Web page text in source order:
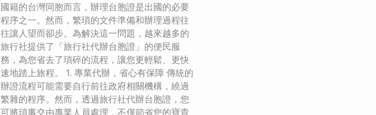
國籍的台灣同胞而言，辦理台胞證是出國的必要
程序之一。然而，繁瑣的文件準備和辦理過程往
往讓人望而卻步。為解決這一問題，越來越多的
旅行社提供了「旅行社代辦台胞證」的便民服
務，為您省去了瑣碎的流程，讓您更輕鬆、更快
速地踏上旅程。 1. 專業代辦，省心有保障 傳統的
辦證流程可能需要自行前往政府相關機構，繞過
繁雜的程序。然而，透過旅行社代辦台胞證，您
可將瑣事交由專業人員處理，不僅節省您的寶貴